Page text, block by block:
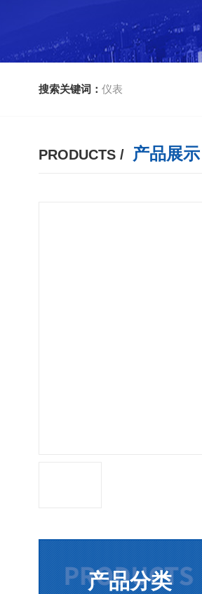
搜索关键词： 仪表
PRODUCTS / 产品展示
产品分类